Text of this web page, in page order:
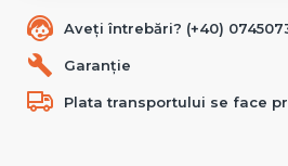
Aveți întrebări? (+40)
Garanție
Plata transportului se face